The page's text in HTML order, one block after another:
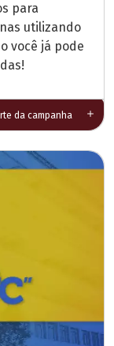
para
utilizando
você já pode
da campanha